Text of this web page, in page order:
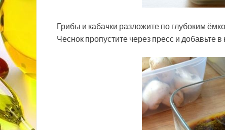
Грибы и кабачки разложите по глубоким
Чеснок пропустите через пресс и добавьте